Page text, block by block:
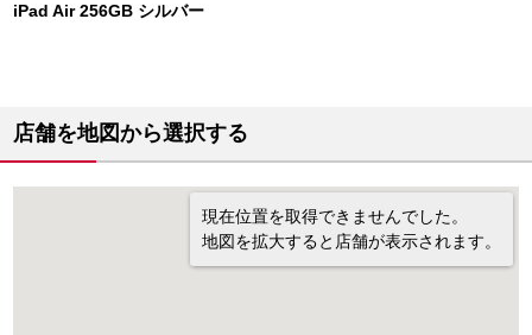
iPad Air 256GB シルバー
店舗を地図から選択する
現在位置を取得できませんでした。
地図を拡大すると店舗が表示されます。